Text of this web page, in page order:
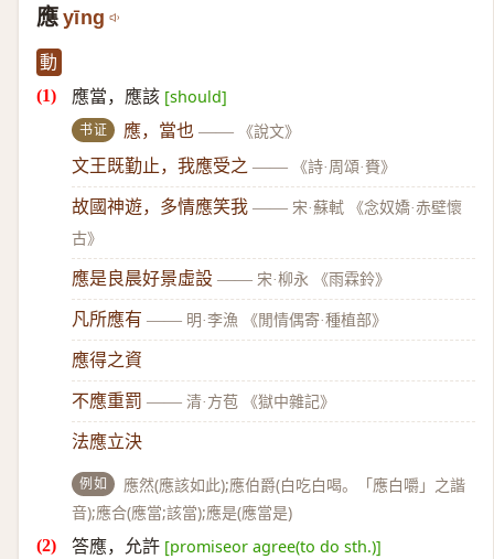
應 yīng
動
應當，應該 [should]
书证 應，當也 —— 《說文》
文王既勤止，我應受之 —— 《詩·周頌·賚》
故國神遊，多情應笑我 —— 宋·蘇軾 《念奴嬌·赤壁懷
古》
應是良晨好景虛設 —— 宋·柳永 《雨霖鈴》
凡所應有 —— 明·李漁 《閒情偶寄·種植部》
應得之資
不應重罰 —— 清·方苞 《獄中雜記》
法應立決
例如
應然(應該如此);應伯爵(白吃白喝。「應白嚼」之諧
音);應合(應當;該當);應是(應當是)
答應，允許 [promiseor agree(to do sth.)]